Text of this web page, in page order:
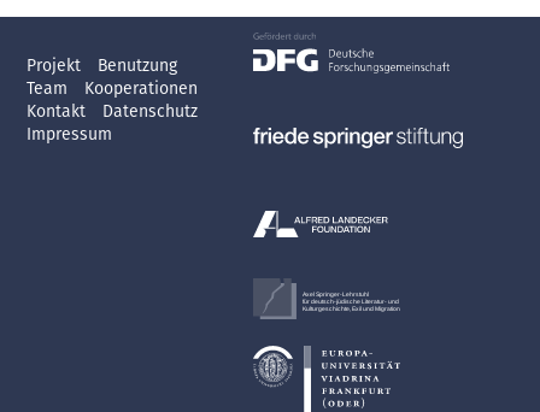
Projekt
Benutzung
Team
Kooperationen
Kontakt
Datenschutz
Impressum
Axel Springer-Lehrstuhl
für deutsch-jüdische Literatur- und
Kulturgeschichte, Exil und Migration